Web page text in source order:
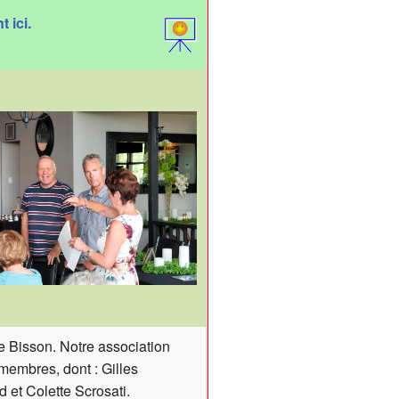
Estrie
ici.
Bisson. Notre association
dont : Gilles
et Colette Scrosati.